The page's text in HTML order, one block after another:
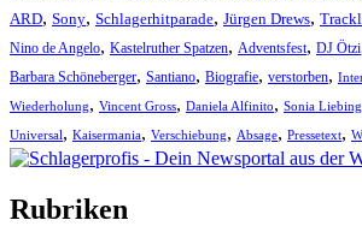
ARD, Sony, Schlagerhitparade, Jürgen Drews,
Nino de Angelo, Kastelruther Spatzen, Adventsfest, DJ Ötzi
Barbara Schöneberger, Santiano, Biografie, verstorben,
Wiederholung, Vincent Gross, Daniela Alfinito, Sonia Liebing
Universal, Kaisermania, Verschiebung, Absage, Pressetext,
Rubriken